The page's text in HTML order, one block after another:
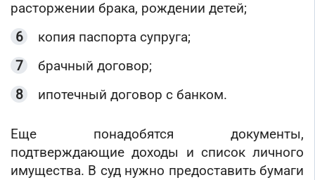
расторжении брака, рождении детей;
копия паспорта супруга;
брачный договор;
ипотечный договор с банком.
Еще понадобятся документы,
подтверждающие доходы и список личного
имущества. В суд нужно предоставить бумаги